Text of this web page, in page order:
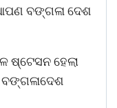
ବଙ୍ଗଳା ଦେଶ
ହେଲା